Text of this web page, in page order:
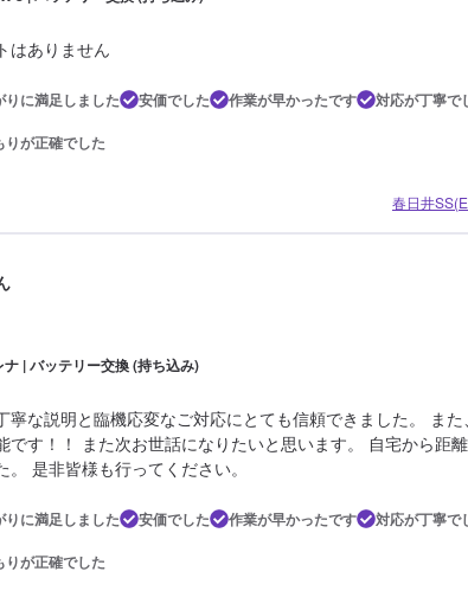
はありません
りに満足しました 安価でした 作業が早かったです 対応が丁寧で
りが正確でした
春日井
ナ | バッテリー交換 (持ち込み)
寧な説明と臨機応変なご対応にとても信頼できました。 ま
です！！ また次お世話になりたいと思います。 自宅から距
。 是非皆様も行ってください。
りに満足しました 安価でした 作業が早かったです 対応が丁寧で
りが正確でした